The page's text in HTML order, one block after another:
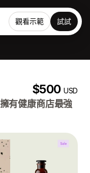
觀看示範 試試
$500USD
有健康商店最強